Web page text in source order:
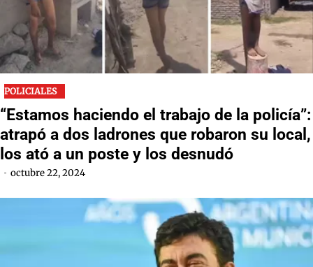
POLICIALES
“Estamos haciendo el trabajo de la policía”:
atrapó a dos ladrones que robaron su local,
los ató a un poste y los desnudó
octubre 22, 2024